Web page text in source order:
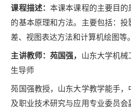
课程描述：本课本课程的主要目的
的基本原理和方法。主要包括：
差、视图表达方法和计算机绘图等。
主讲教师：苑国强， 山东大学机
生导师
苑国强教授，山东大学教学能手
及职业技术研究与应用专业委员